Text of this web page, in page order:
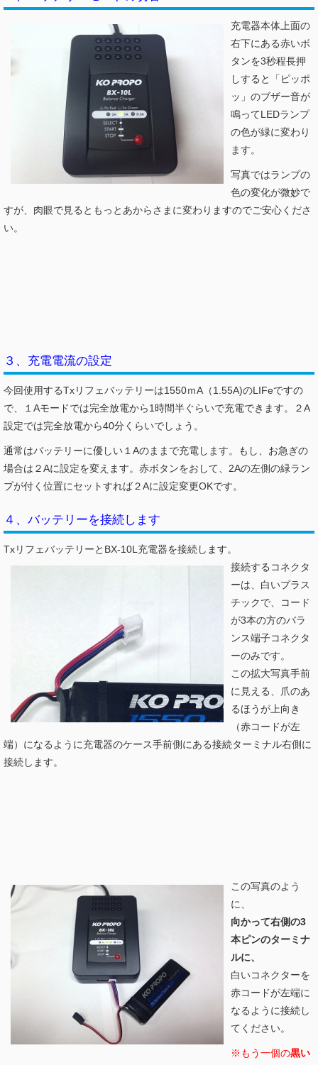
充電器本体上面の
右下にある赤いボ
タンを3秒程長押
しすると「ピッポ
ッ」のブザー音が
鳴ってLEDランプ
の色が緑に変わり
ます。
写真ではランプの
色の変化が微妙で
すが、肉眼で見るともっとあからさまに変わりますのでご安心くださ
い。
３、充電電流の設定
今回使用するTxリフェバッテリーは1550ｍA（1.55A)のLIFeですの
で、１Aモードでは完全放電から1時間半ぐらいで充電できます。２A
設定では完全放電から40分くらいでしょう。
通常はバッテリーに優しい１Aのままで充電します。もし、お急ぎの
場合は２Aに設定を変えます。赤ボタンをおして、2Aの左側の緑ラン
プが付く位置にセットすれば２Aに設定変更OKです。
４、バッテリーを接続します
TxリフェバッテリーとBX-10L充電器を接続します。
接続するコネクタ
ーは、白いプラス
チックで、コード
が3本の方のバラ
ンス端子コネクタ
ーのみです。
この拡大写真手前
に見える、爪のあ
るほうが上向き
（赤コードが左
端）になるように充電器のケース手前側にある接続ターミナル右側に
接続します。
この写真のよう
に、
向かって右側の3
本ピンのターミナ
ルに、
白いコネクターを
赤コードが左端に
なるように接続し
てください。
※もう一個の黒い